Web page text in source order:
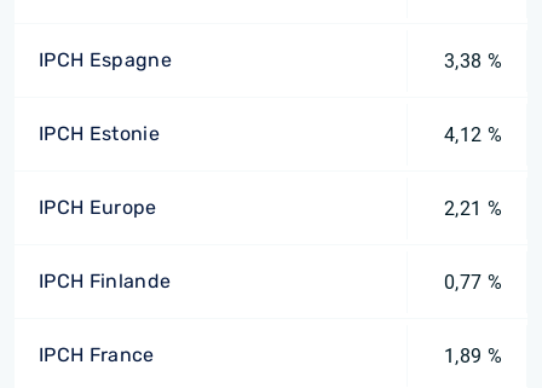
IPCH Espagne 3,38 %
IPCH Estonie 4,12 %
IPCH Europe 2,21 %
IPCH Finlande 0,77 %
IPCH France 1,89 %